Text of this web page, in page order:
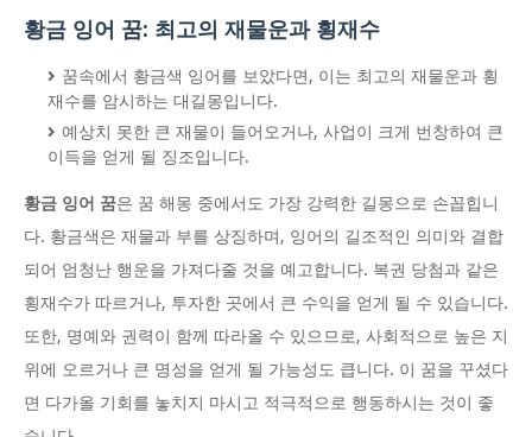
황금 잉어 꿈: 최고의 재물운과 횡재수
꿈속에서 황금색 잉어를 보았다면, 이는 최고의 재물운과 횡
재수를 암시하는 대길몽입니다.
예상치 못한 큰 재물이 들어오거나, 사업이 크게 번창하여 큰
이득을 얻게 될 징조입니다.
황금 잉어 꿈은 꿈 해몽 중에서도 가장 강력한 길몽으로 손꼽힙니
다. 황금색은 재물과 부를 상징하며, 잉어의 길조적인 의미와 결합
되어 엄청난 행운을 가져다줄 것을 예고합니다. 복권 당첨과 같은
횡재수가 따르거나, 투자한 곳에서 큰 수익을 얻게 될 수 있습니다.
또한, 명예와 권력이 함께 따라올 수 있으므로, 사회적으로 높은 지
위에 오르거나 큰 명성을 얻게 될 가능성도 큽니다. 이 꿈을 꾸셨다
면 다가올 기회를 놓치지 마시고 적극적으로 행동하시는 것이 좋